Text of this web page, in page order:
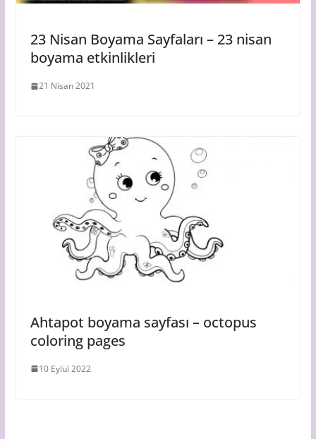
23 Nisan Boyama Sayfaları – 23 nisan
boyama etkinlikleri
21 Nisan 2021
Ahtapot boyama sayfası – octopus
coloring pages
10 Eylül 2022